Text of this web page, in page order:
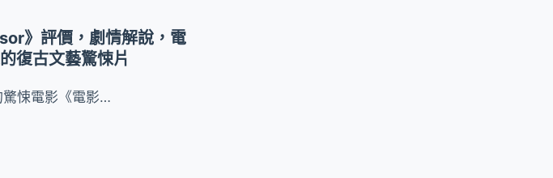
》評價，劇情解說，電
復古文藝驚悚片
驚悚電影《電影…